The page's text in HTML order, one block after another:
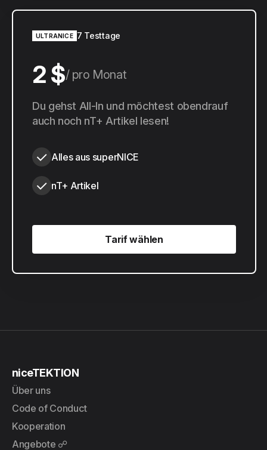
ULTRANICE 7 Testtage
2 $ pro Monat
20 $ pro Jahr
Du gehst All-In und möchtest obendrauf
auch noch nT+ Artikel lesen!
Alles aus superNICE
nT+ Artikel
Tarif wählen
Tarif wählen
niceTEKTION
Über uns
Code of Conduct
Kooperation
Angebote ☍